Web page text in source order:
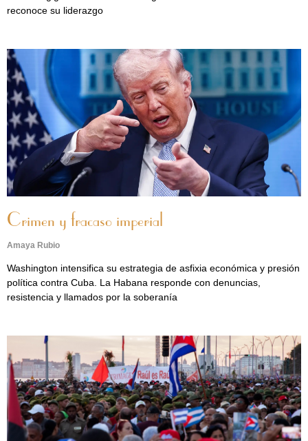
reconoce su liderazgo
Crimen y fracaso imperial
Amaya Rubio
Washington intensifica su estrategia de asfixia económica y presión
política contra Cuba. La Habana responde con denuncias,
resistencia y llamados por la soberanía